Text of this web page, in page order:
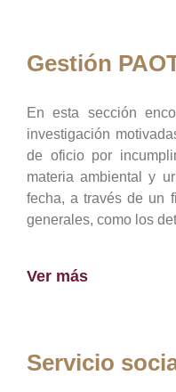
Gestión
En esta sección
investigación
de oficio por
materia ambiental y
fecha, a través de un
generales, como los
Ver más
Servicio